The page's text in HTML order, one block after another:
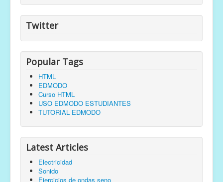
Twitter
Popular Tags
HTML
EDMODO
Curso HTML
USO EDMODO ESTUDIANTES
TUTORIAL EDMODO
Latest Articles
Electricidad
Sonido
Ejercicios de ondas seno